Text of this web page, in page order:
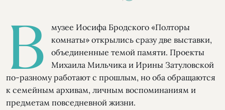
В
музее Иосифа Бродского «Полторы
комнаты» открылись сразу две выставки,
объединенные темой памяти. Проекты
Михаила Мильчика и Ирины Затуловской
по-разному работают с прошлым, но оба обращаются
к семейным архивам, личным воспоминаниям и
предметам повседневной жизни.